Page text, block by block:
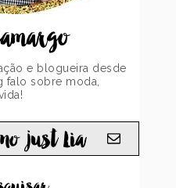
e blogueira desde
falo sobre moda,
just Lia